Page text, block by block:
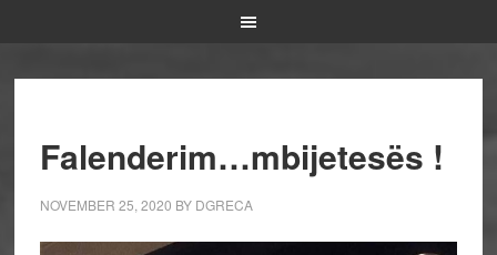
Falenderim…mbijetesës !
NOVEMBER 25, 2020 BY DGRECA